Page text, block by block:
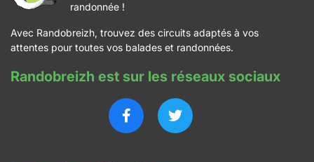
randonnée !
Avec Randobreizh, trouvez des circuits adaptés à vos
attentes pour toutes vos balades et randonnées.
Randobreizh est sur les réseaux sociaux